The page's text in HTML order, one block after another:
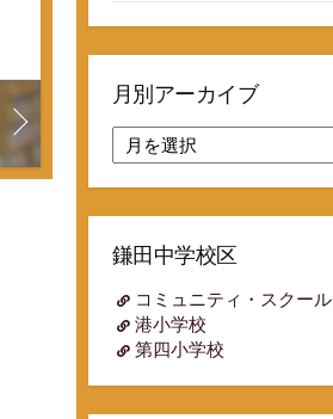
月別アーカイブ
別
ア
ー
イ
鎌田中学校区
コミュニティ・スクール
港小学校
第四小学校